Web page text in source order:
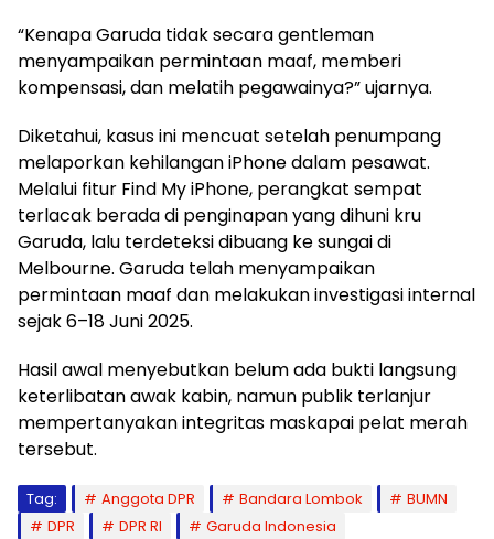
“Kenapa Garuda tidak secara gentleman
menyampaikan permintaan maaf, memberi
kompensasi, dan melatih pegawainya?” ujarnya.
Diketahui, kasus ini mencuat setelah penumpang
melaporkan kehilangan iPhone dalam pesawat.
Melalui fitur Find My iPhone, perangkat sempat
terlacak berada di penginapan yang dihuni kru
Garuda, lalu terdeteksi dibuang ke sungai di
Melbourne. Garuda telah menyampaikan
permintaan maaf dan melakukan investigasi internal
sejak 6–18 Juni 2025.
Hasil awal menyebutkan belum ada bukti langsung
keterlibatan awak kabin, namun publik terlanjur
mempertanyakan integritas maskapai pelat merah
tersebut.
Tag: Anggota DPR Bandara Lombok
BUMN
DPR
DPR RI
Garuda Indonesia